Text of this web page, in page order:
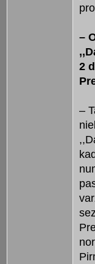
–
2
–